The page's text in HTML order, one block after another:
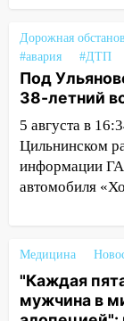
11:38 В
ЕГЭ с 2027
11:25 В
площадках
11:20
Валерия
золота в
доску
10:40 В
нашли
Дорожная
#авария
#ДТП
Под
38-летний
5 августа в
Цильнинском
информации
автомобиля
Медицина
"Каждая
мужчина в